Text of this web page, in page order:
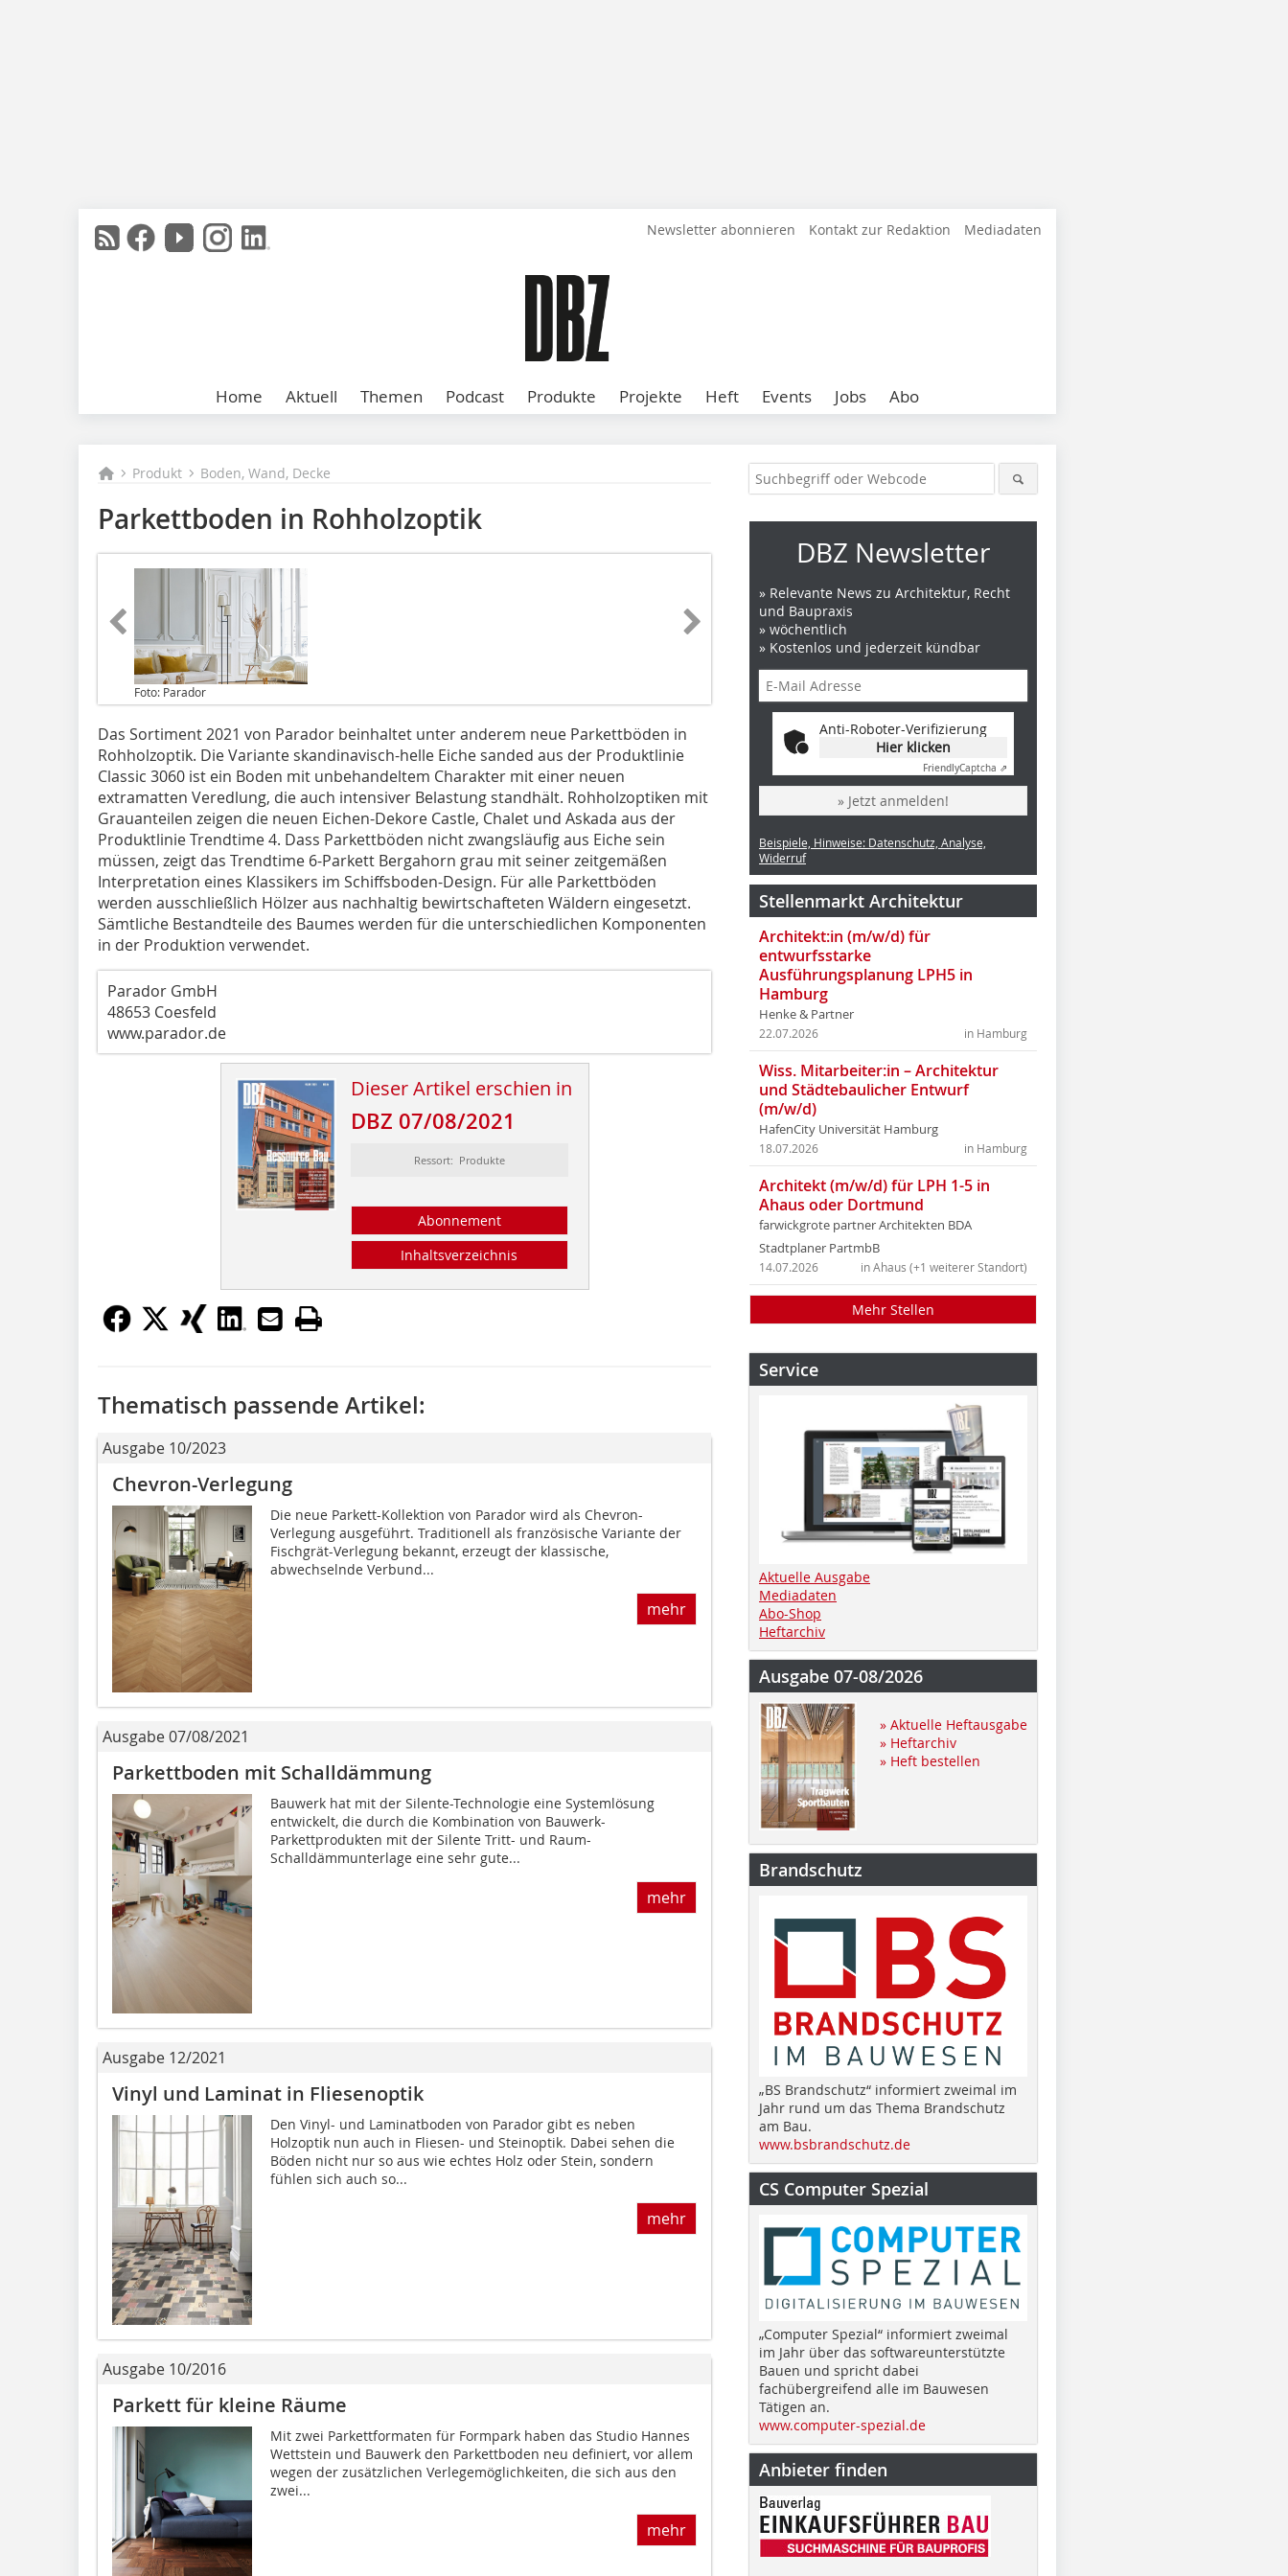
Newsletter abonnieren Kontakt zur Redaktion Mediadaten
Home Aktuell Themen Podcast Produkte Projekte Heft Events Jobs Abo
Produkt Boden, Wand, Decke
Parkettboden in Rohholzoptik
Foto: Parador
Das Sortiment 2021 von Parador beinhaltet unter anderem neue Parkettböden in
Rohholzoptik. Die Variante skandinavisch-helle Eiche sanded aus der Produktlinie
Classic 3060 ist ein Boden mit unbehandeltem Charakter mit einer neuen
extramatten Veredlung, die auch intensiver Belastung standhält. Rohholzoptiken mit
Grauanteilen zeigen die neuen Eichen-Dekore Castle, Chalet und Askada aus der
Produktlinie Trendtime 4. Dass Parkettböden nicht zwangsläufig aus Eiche sein
müssen, zeigt das Trendtime 6-Parkett Bergahorn grau mit seiner zeitgemäßen
Interpretation eines Klassikers im Schiffsboden-Design. Für alle Parkettböden
werden ausschließlich Hölzer aus nachhaltig bewirtschafteten Wäldern eingesetzt.
Sämtliche Bestandteile des Baumes werden für die unterschiedlichen Komponenten
in der Produktion verwendet.
Parador GmbH
48653 Coesfeld
www.parador.de
Dieser Artikel erschien in
DBZ 07/08/2021
Ressort: Produkte
Abonnement
Inhaltsverzeichnis
Thematisch passende Artikel:
Ausgabe 10/2023
Chevron-Verlegung
Die neue Parkett-Kollektion von Parador wird als Chevron-
Verlegung ausgeführt. Traditionell als französische Variante der
Fischgrät-Verlegung bekannt, erzeugt der klassische,
abwechselnde Verbund...
mehr
Ausgabe 07/08/2021
Parkettboden mit Schalldämmung
Bauwerk hat mit der Silente-Technologie eine Systemlösung
entwickelt, die durch die Kombination von Bauwerk-
Parkettprodukten mit der Silente Tritt- und Raum-
Schalldämmunterlage eine sehr gute...
mehr
Ausgabe 12/2021
Vinyl und Laminat in Fliesenoptik
Den Vinyl- und Laminatboden von Parador gibt es neben
Holzoptik nun auch in Fliesen- und Steinoptik. Dabei sehen die
Böden nicht nur so aus wie echtes Holz oder Stein, sondern
fühlen sich auch so...
mehr
Ausgabe 10/2016
Parkett für kleine Räume
Mit zwei Parkettformaten für Formpark haben das Studio Hannes
Wettstein und Bauwerk den Parkettboden neu definiert, vor allem
wegen der zusätzlichen Verlegemöglichkeiten, die sich aus den
zwei...
mehr
DBZ Newsletter
» Relevante News zu Architektur, Recht
und Baupraxis
» wöchentlich
» Kostenlos und jederzeit kündbar
Anti-Roboter-Verifizierung
Hier klicken
FriendlyCaptcha ⇗
» Jetzt anmelden!
Beispiele, Hinweise: Datenschutz, Analyse,
Widerruf
Stellenmarkt Architektur
Architekt:in (m/w/d) für
entwurfsstarke
Ausführungsplanung LPH5 in
Hamburg
Henke & Partner
in Hamburg
22.07.2026
Wiss. Mitarbeiter:in – Architektur
und Städtebaulicher Entwurf
(m/w/d)
HafenCity Universität Hamburg
in Hamburg
18.07.2026
Architekt (m/w/d) für LPH 1-5 in
Ahaus oder Dortmund
farwickgrote partner Architekten BDA
Stadtplaner PartmbB
in Ahaus (+1 weiterer Standort)
14.07.2026
Mehr Stellen
Service
Aktuelle Ausgabe
Mediadaten
Abo-Shop
Heftarchiv
Ausgabe 07-08/2026
» Aktuelle Heftausgabe
» Heftarchiv
» Heft bestellen
Brandschutz
„BS Brandschutz“ informiert zweimal im
Jahr rund um das Thema Brandschutz
am Bau.
www.bsbrandschutz.de
CS Computer Spezial
„Computer Spezial“ informiert zweimal
im Jahr über das softwareunterstützte
Bauen und spricht dabei
fachübergreifend alle im Bauwesen
Tätigen an.
www.computer-spezial.de
Anbieter finden